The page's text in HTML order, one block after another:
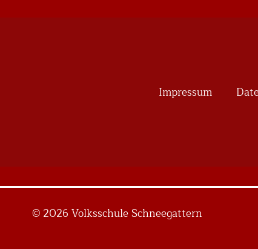
Impressum
© 2026 Volksschule Schneegattern